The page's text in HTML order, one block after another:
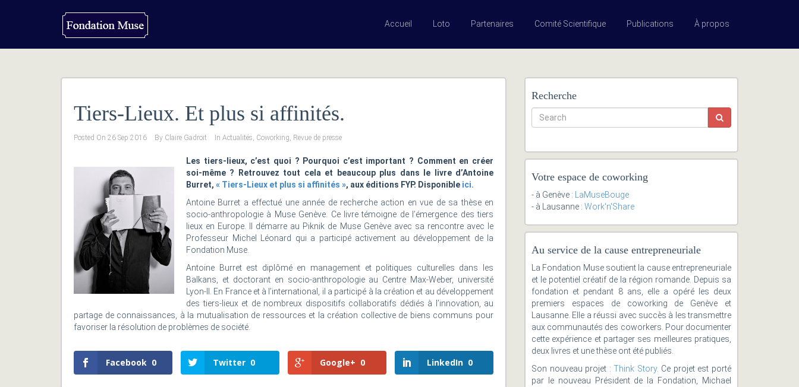
Accueil Loto Partenaires Comité Scientifique Publications À propos
Tiers-Lieux. Et plus si affinités.
Posted On 26 Sep 2016 By Claire Gadroit In Actualités, Coworking, Revue de presse
Les tiers-lieux, c’est quoi ? Pourquoi c’est important ? Comment en créer
soi-même ? Retrouvez tout cela et beaucoup plus dans le livre d’Antoine
Burret, « Tiers-Lieux et plus si affinités », aux éditions FYP. Disponible ici.
Antoine Burret a effectué une année de recherche action en vue de sa thèse en
socio-anthropologie à Muse Genève. Ce livre témoigne de l’émergence des tiers
lieux en Europe. Il démarre au Piknik de Muse Genève avec sa rencontre avec le
Professeur Michel Léonard qui a participé activement au développement de la
Fondation Muse.
Antoine Burret est diplômé en management et politiques culturelles dans les
Balkans, et doctorant en socio-anthropologie au Centre Max-Weber, université
Lyon-II. En France et à l’international, il a participé à la création et au développement
des tiers-lieux et de nombreux dispositifs collaboratifs dédiés à l’innovation, au
partage de connaissances, à la mutualisation de ressources et la création collective de biens communs pour
favoriser la résolution de problèmes de société.
Facebook 0 Twitter 0 Google+ 0 LinkedIn 0
Recherche
Votre espace de coworking
- à Genève :
LaMuseBouge
- à Lausanne : Work'n'Share
Au service de la cause entrepreneuriale
La Fondation Muse soutient la cause entrepreneuriale
et le potentiel créatif de la région romande. Depuis sa
fondation et pendant 8 ans, elle a opéré les deux
premiers espaces de coworking de Genève et
Lausanne. Elle a réussi avec succès à les transmettre
aux communautés des coworkers. Pour documenter
cette expérience et partager ses meilleures pratiques,
deux livres et une thèse ont été publiés.
Son nouveau projet :Think Story. Ce projet est porté
par le nouveau Président de la Fondation, Michael